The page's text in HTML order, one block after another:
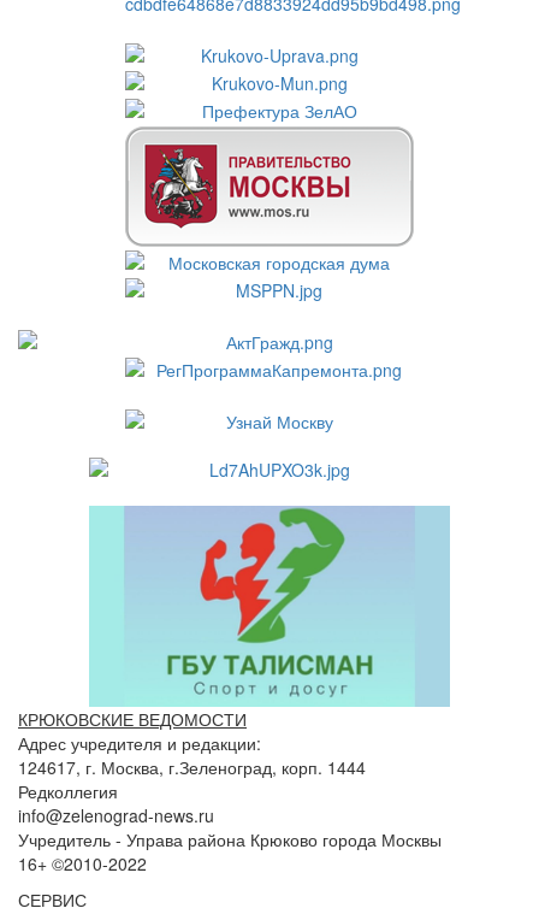
КРЮКОВСКИЕ ВЕДОМОСТИ
Адрес учредителя и редакции:
124617, г. Москва, г.Зеленоград, корп. 1444
Редколлегия
info@zelenograd-news.ru
Учредитель - Управа района Крюково города Москвы
16+ ©2010-2022
СЕРВИС